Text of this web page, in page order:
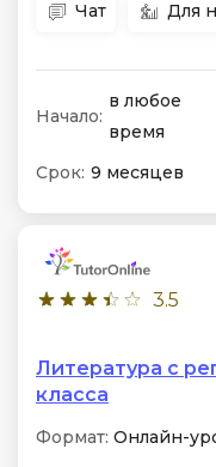
Чат Для
Начало:
в любое
время
Срок: 9 месяцев
3.5
Литература с
класса
Формат: Онлайн-